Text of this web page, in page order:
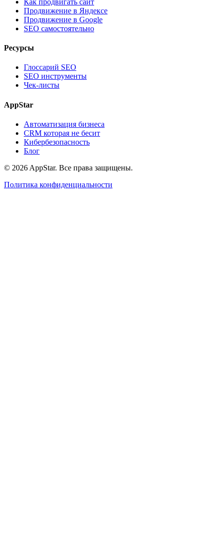
Как продвигать сайт
Продвижение в Яндексе
Продвижение в Google
SEO самостоятельно
Ресурсы
Глоссарий SEO
SEO инструменты
Чек-листы
AppStar
Автоматизация бизнеса
CRM которая не бесит
Кибербезопасность
Блог
© 2026 AppStar. Все права защищены.
Политика конфиденциальности